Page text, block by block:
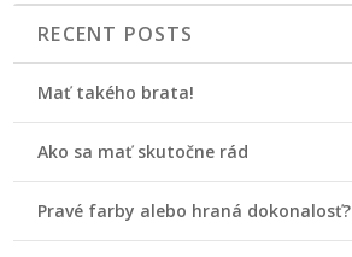
RECENT POSTS
Mať takého brata!
Ako sa mať skutočne rád
Pravé farby alebo hraná dokonalosť?